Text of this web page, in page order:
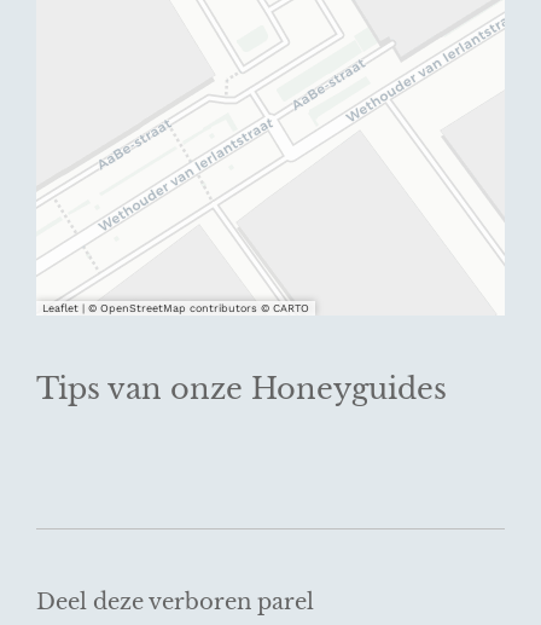
Tips van onze Honeyguides
Leaflet | © OpenStreetMap contributors © CARTO
Deel deze verboren parel